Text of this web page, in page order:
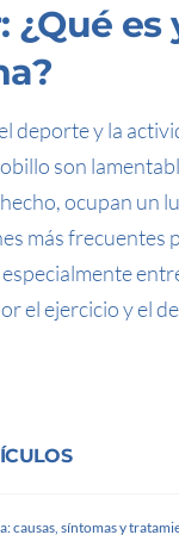
¿Qué es
deporte y la
son
ocupan un
más frecuentes
el ejercicio y el
causas, síntomas y